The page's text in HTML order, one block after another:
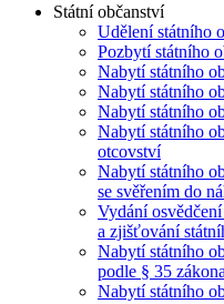
Státní občanství
Udělení státního
Pozbytí státního
Nabytí státního
Nabytí státního
Nabytí státního
Nabytí státního
otcovství
Nabytí státního
se svěřením do
Vydání
a zjišťování
Nabytí státního
podle § 35
Nabytí státního